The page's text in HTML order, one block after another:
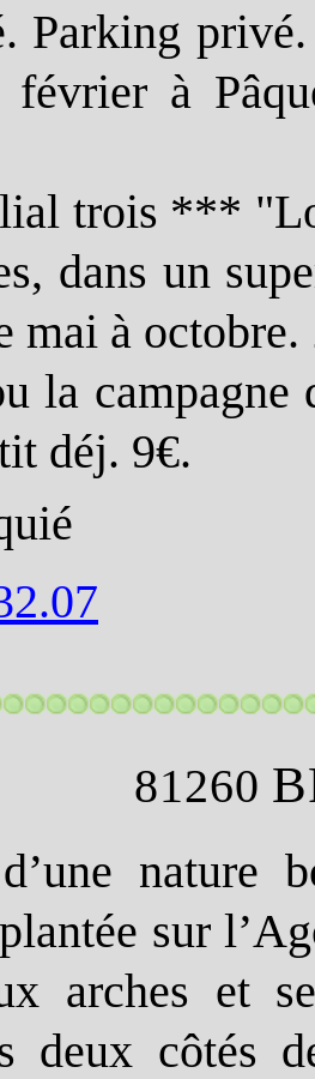
Parking
février à
trois ***
dans un
mai à
la campagne
déj. 9€.
81260
nature
sur
arches et
deux